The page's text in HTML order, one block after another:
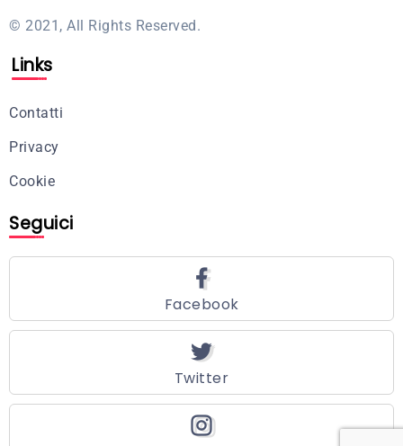
© 2021, All Rights Reserved.
Links
Contatti
Privacy
Cookie
Seguici
Facebook
Twitter